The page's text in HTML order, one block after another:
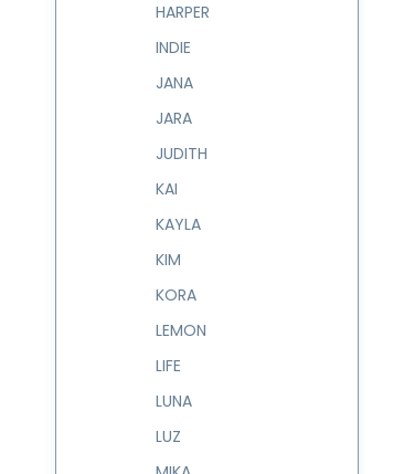
HARPER
INDIE
JANA
JARA
JUDITH
KAI
KAYLA
KIM
KORA
LEMON
LIFE
LUNA
LUZ